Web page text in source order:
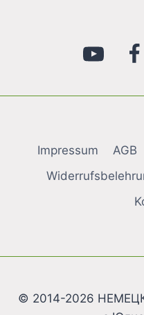
Impressum AGB
© 2014-2026